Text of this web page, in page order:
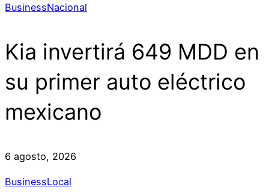
BusinessNacional
Kia invertirá 649 MDD en
su primer auto eléctrico
mexicano
6 agosto, 2026
BusinessLocal